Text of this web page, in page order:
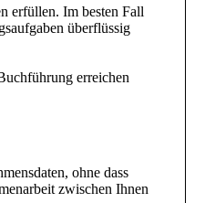
erfüllen. Im besten Fall
überflüssig
erreichen
ohne dass
zwischen Ihnen